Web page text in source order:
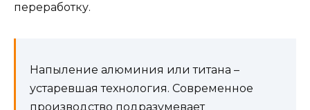
переработку.
Напыление алюминия или титана –
устаревшая технология. Современное
производство подразумевает